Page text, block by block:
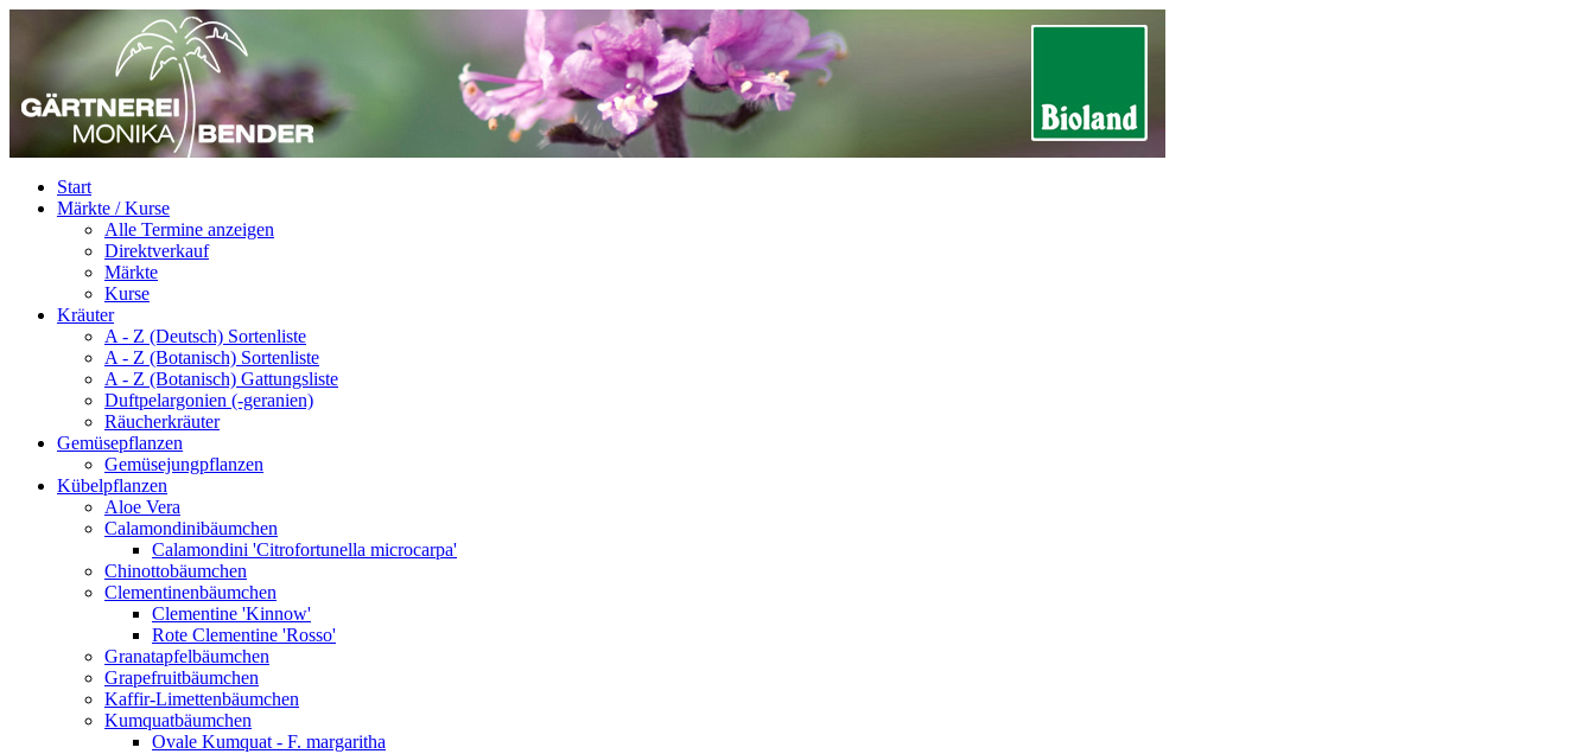
Start
Märkte / Kurse
Alle Termine anzeigen
Direktverkauf
Märkte
Kurse
Kräuter
A - Z (Deutsch) Sortenliste
A - Z (Botanisch) Sortenliste
A - Z (Botanisch) Gattungsliste
Duftpelargonien (-geranien)
Räucherkräuter
Gemüsepflanzen
Gemüsejungpflanzen
Kübelpflanzen
Aloe Vera
Calamondinibäumchen
Calamondini 'Citrofortunella microcarpa'
Chinottobäumchen
Clementinenbäumchen
Clementine 'Kinnow'
Rote Clementine 'Rosso'
Granatapfelbäumchen
Grapefruitbäumchen
Kaffir-Limettenbäumchen
Kumquatbäumchen
Ovale Kumquat - F. margaritha